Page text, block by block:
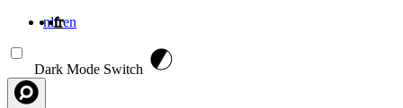
nlfren
Dark Mode Switch